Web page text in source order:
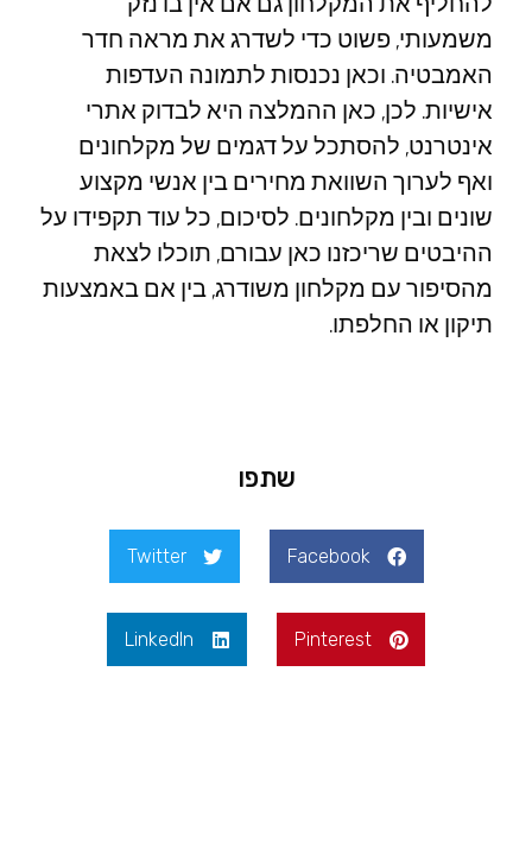
משמעותי, פשוט כדי לשדרג את מראה חדר
האמבטיה. וכאן נכנסות לתמונה העדפות
אישיות. לכן, כאן ההמלצה היא לבדוק אתרי
אינטרנט, להסתכל על דגמים של מקלחונים
ואף לערוך השוואת מחירים בין אנשי מקצוע
שונים ובין מקלחונים. לסיכום, כל עוד תקפידו על
ההיבטים שריכזנו כאן עבורם, תוכלו לצאת
מהסיפור עם מקלחון משודרג, בין אם באמצעות
תיקון או החלפתו.
שתפו
Facebook
Twitter
Pinterest
LinkedIn